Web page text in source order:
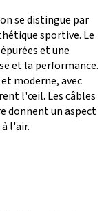
se distingue par
sportive. Le
et une
et la performance.
moderne, avec
l'œil. Les câbles
donnent un aspect
l'air.